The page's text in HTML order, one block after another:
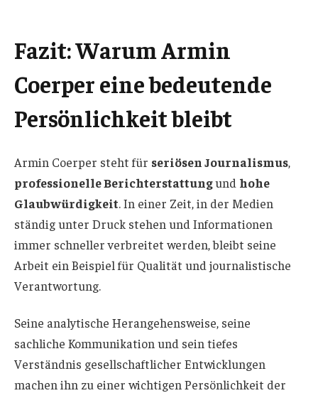
Fazit: Warum Armin
Coerper eine bedeutende
Persönlichkeit bleibt
Armin Coerper steht für seriösen Journalismus,
professionelle Berichterstattungund hohe
Glaubwürdigkeit. In einer Zeit, in der Medien
ständig unter Druck stehen und Informationen
immer schneller verbreitet werden, bleibt seine
Arbeit ein Beispiel für Qualität und journalistische
Verantwortung.
Seine analytische Herangehensweise, seine
sachliche Kommunikation und sein tiefes
Verständnis gesellschaftlicher Entwicklungen
machen ihn zu einer wichtigen Persönlichkeit der